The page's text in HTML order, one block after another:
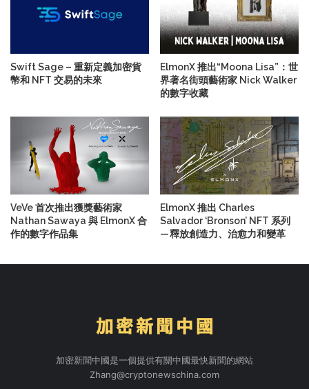
Swift Sage – 重新定義加密貨
幣和 NFT 交易的未來
ElmonX 推出“Moona Lisa”：世
界著名街頭藝術家 Nick Walker
的數字收藏
VeVe 首次推出獲獎藝術家
Nathan Sawaya 與 ElmonX 合
作的數字作品集
ElmonX 推出 Charles
Salvador ‘Bronson’ NFT 系列
— 釋放創造力、治愈力和變革
加密新聞中國是一個提供有關中國最快新聞的網站
Zhang@cryptonewschina.com